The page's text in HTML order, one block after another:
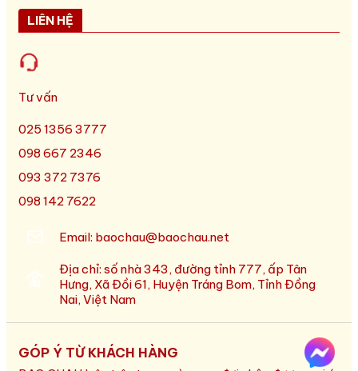
GÓP Ý TỪ KHÁCH HÀNG
LIÊN HỆ
Tư vấn
093 372 7376
Email: baochau@baochau.net
098 142 7622
098 667 2346
Địa chỉ: số nhà 343, đường tỉnh 777, ấp Tân
Hưng, Xã Đồi 61, Huyện Tráng Bom, Tỉnh Đồng
Nai, Việt Nam
025 1356 3777